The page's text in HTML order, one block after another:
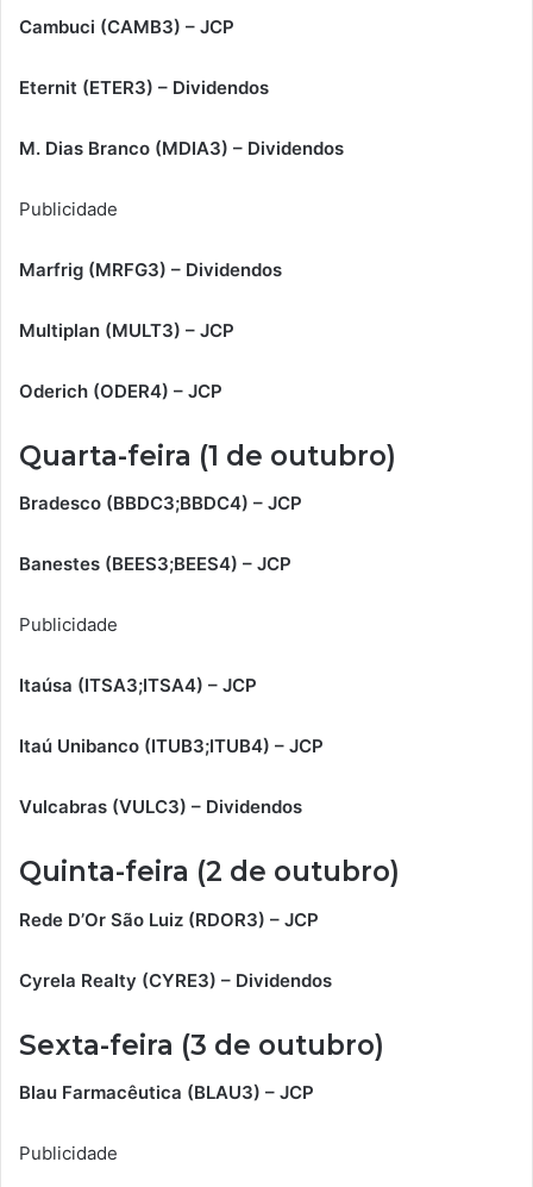
Cambuci (CAMB3) – JCP
Eternit (ETER3) – Dividendos
M. Dias Branco (MDIA3) – Dividendos
Publicidade
Marfrig (MRFG3) – Dividendos
Multiplan (MULT3) – JCP
Oderich (ODER4) – JCP
Quarta-feira (1 de outubro)
Bradesco (BBDC3;BBDC4) – JCP
Banestes (BEES3;BEES4) – JCP
Publicidade
Itaúsa (ITSA3;ITSA4) – JCP
Itaú Unibanco (ITUB3;ITUB4) – JCP
Vulcabras (VULC3) – Dividendos
Quinta-feira (2 de outubro)
Rede D’Or São Luiz (RDOR3) – JCP
Cyrela Realty (CYRE3) – Dividendos
Sexta-feira (3 de outubro)
Blau Farmacêutica (BLAU3) – JCP
Publicidade